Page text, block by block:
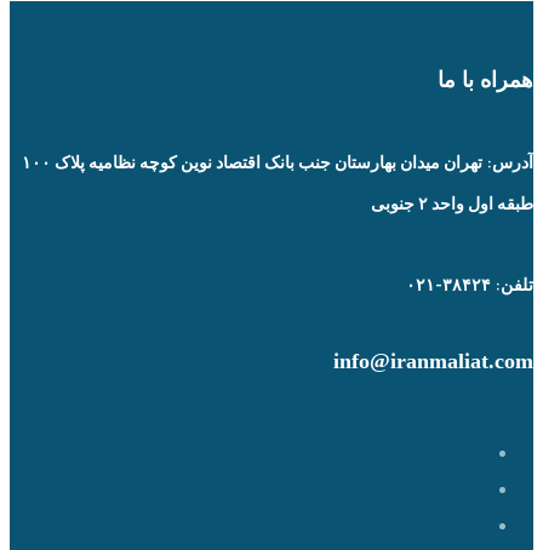
همراه با ما
آدرس: تهران میدان بهارستان جنب بانک اقتصاد نوین کوچه نظامیه پلاک ۱۰۰
طبقه اول واحد ۲ جنوبی
تلفن: ۳۸۴۲۴-۰۲۱
info@iranmaliat.com